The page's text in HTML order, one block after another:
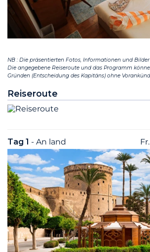
NB : Die präsentierten Fotos, Informationen und
Die angegebene Reiseroute und das Programm
Gründen (Entscheidung des Kapitäns) ohne
Reiseroute
Tag 1 - An land